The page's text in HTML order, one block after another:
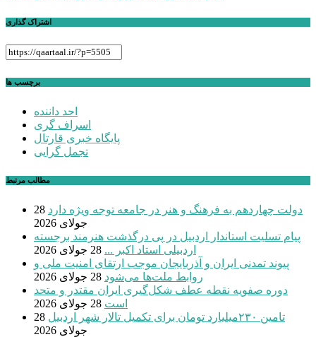
اشتراک گذاری
برچسب ها
احد داننده
اسراف گری
پایگاه خبری قارتال
تجمل گرایی
مطالب مرتبط
دولت چهاردهم به فرهنگ و هنر در جامعه توجه ویژه دارد 28
جولای 2026
پیام تسلیت استاندار اردبیل در پی درگذشت هنرمند برجسته
اردبیلی استاد اکبر ... 28 جولای 2026
پیوند تمدنی ایران و آذربایجان موجب ارتقای امنیت ملی و
روابط ملت‌ها می‌شود 28 جولای 2026
دوره صفویه نقطه عطف شکل‌گیری ایران مقتدر و متحد
است 28 جولای 2026
تامین ۲۳۰میلیارد تومان برای تکمیل تالار شهر اردبیل
28
جولای 2026